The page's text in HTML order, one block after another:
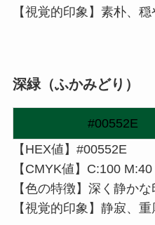
【視覚的印象】素朴、
深緑（ふかみどり）
#00552E
【HEX値】#00552E
【CMYK値】C:100
【色の特徴】深く静か
【視覚的印象】静寂、重